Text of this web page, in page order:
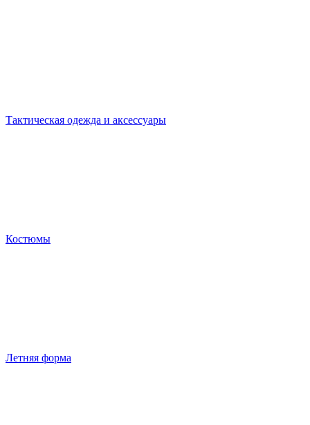
Тактическая одежда и аксессуары
Костюмы
Летняя форма